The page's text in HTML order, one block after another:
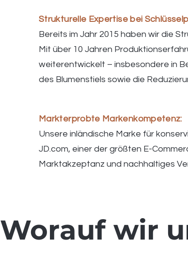
Strukturelle Expertise bei
Bereits im Jahr 2015 haben wir die
Mit über 10 Jahren
weiterentwickelt – insbesondere in
des Blumenstiels sowie die
Markterprobte Markenkompetenz:
Unsere inländische Marke für
JD.com, einer der größten E-
Marktakzeptanz und nachhaltiges
Worauf wir